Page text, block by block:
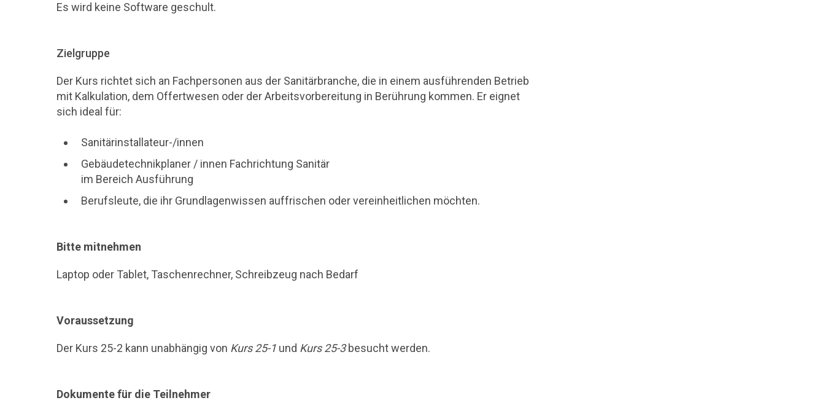
Es wird keine Software geschult.
Zielgruppe
Der Kurs richtet sich an Fachpersonen aus der Sanitärbranche, die in einem ausführenden Betrieb
mit Kalkulation, dem Offertwesen oder der Arbeitsvorbereitung in Berührung kommen. Er eignet
sich ideal für:
Sanitärinstallateur-/innen
Gebäudetechnikplaner / innen Fachrichtung Sanitär
im Bereich Ausführung
Berufsleute, die ihr Grundlagenwissen auffrischen oder vereinheitlichen möchten.
Bitte mitnehmen
Laptop oder Tablet, Taschenrechner, Schreibzeug nach Bedarf
Voraussetzung
Der Kurs 25-2 kann unabhängig von Kurs 25-1 und Kurs 25-3besucht werden.
Dokumente für die Teilnehmer